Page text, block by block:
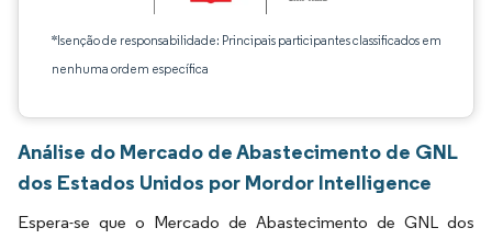
*Isenção de responsabilidade: Principais participantes classificados em
nenhuma ordem específica
Análise do Mercado de Abastecimento de GNL
dos Estados Unidos por Mordor Intelligence
Espera-se que o Mercado de Abastecimento de GNL dos